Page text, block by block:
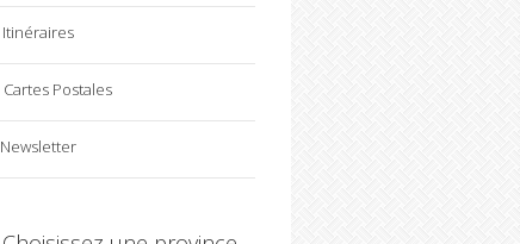
Itinéraires
Cartes Postales
Newsletter